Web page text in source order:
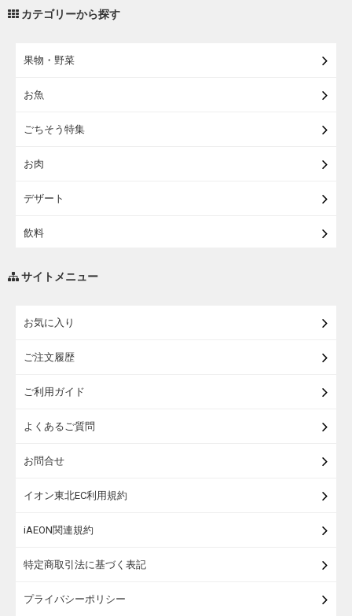
カテゴリーから探す
果物・野菜
お魚
ごちそう特集
お肉
デザート
飲料
サイトメニュー
お気に入り
ご注文履歴
ご利用ガイド
よくあるご質問
お問合せ
イオン東北EC利用規約
iAEON関連規約
特定商取引法に基づく表記
プライバシーポリシー